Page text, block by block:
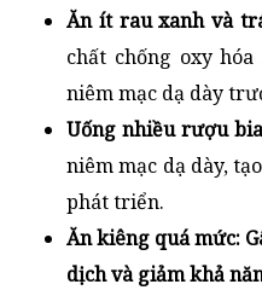
Ăn ít rau xanh và
chất chống oxy
niêm mạc dạ dày
Uống nhiều rượu bia
niêm mạc dạ dày,
phát triển.
Ăn kiêng quá mức:
dịch và giảm khả